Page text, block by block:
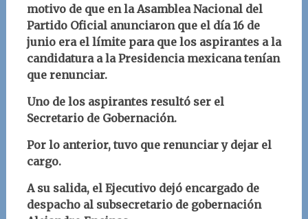
motivo de que en la Asamblea Nacional del
Partido Oficial anunciaron que el día 16 de
junio era el límite para que los aspirantes a la
candidatura a la Presidencia mexicana tenían
que renunciar.
Uno de los aspirantes resultó ser el
Secretario de Gobernación.
Por lo anterior, tuvo que renunciar y dejar el
cargo.
A su salida, el Ejecutivo dejó encargado de
despacho al subsecretario de gobernación